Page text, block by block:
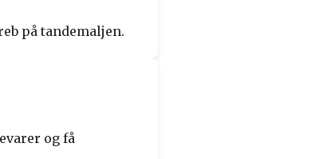
på tandemaljen.
og få